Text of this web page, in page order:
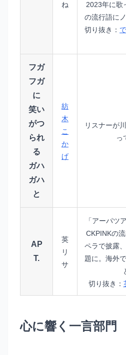
ね
2023年に歌
の流行語に
切り抜き：
フガ
フガ
に
笑い
がつ
られ
る
ガハ
ガハ
と
紡
木
こ
か
げ
リスナーが
っ
AP
T.
英
リ
サ
「アーパツ
CKPINKの
ペラで披露
題に。海外
切り抜き：
心に響く一言部門